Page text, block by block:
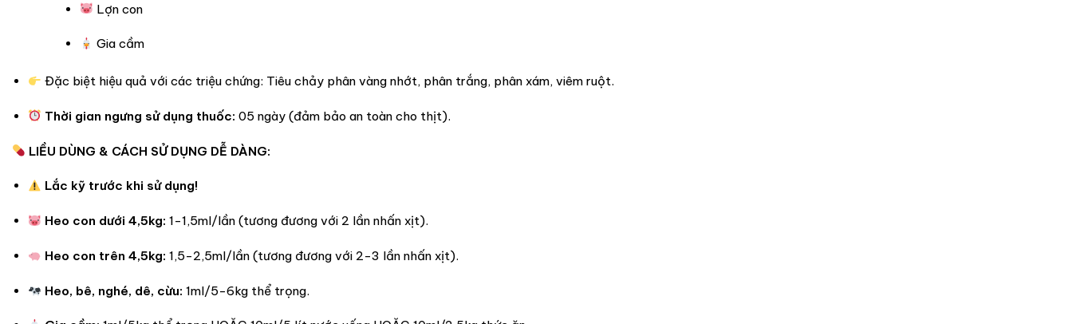
Lợn con
Gia cầm
Đặc biệt hiệu quả với các triệu chứng: Tiêu chảy phân vàng nhớt, phân trắng, phân xám, viêm ruột.
Thời gian ngưng sử dụng thuốc: 05 ngày (đảm bảo an toàn cho thịt).
LIỀU DÙNG & CÁCH SỬ DỤNG DỄ DÀNG:
Lắc kỹ trước khi sử dụng!
Heo con dưới 4,5kg: 1-1,5ml/lần (tương đương với 2 lần nhấn xịt).
Heo con trên 4,5kg: 1,5-2,5ml/lần (tương đương với 2-3 lần nhấn xịt).
Heo, bê, nghé, dê, cừu: 1ml/5-6kg thể trọng.